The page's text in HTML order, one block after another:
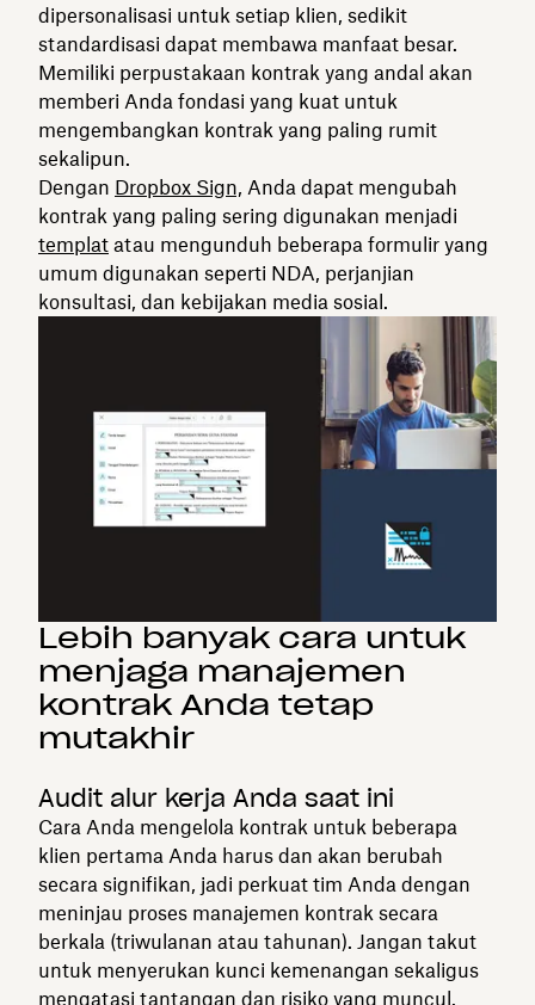
dipersonalisasi untuk setiap klien, sedikit
standardisasi dapat membawa manfaat besar.
Memiliki perpustakaan kontrak yang andal akan
memberi Anda fondasi yang kuat untuk
mengembangkan kontrak yang paling rumit
sekalipun.
Dengan Dropbox Sign, Anda dapat mengubah
kontrak yang paling sering digunakan menjadi
templat atau mengunduh beberapa formulir yang
umum digunakan seperti NDA, perjanjian
konsultasi, dan kebijakan media sosial.
Lebih banyak cara untuk
menjaga manajemen
kontrak Anda tetap
mutakhir
Audit alur kerja Anda saat ini
‍Cara Anda mengelola kontrak untuk beberapa
klien pertama Anda harus dan akan berubah
secara signifikan, jadi perkuat tim Anda dengan
meninjau proses manajemen kontrak secara
berkala (triwulanan atau tahunan). Jangan takut
untuk menyerukan kunci kemenangan sekaligus
mengatasi tantangan dan risiko yang muncul.